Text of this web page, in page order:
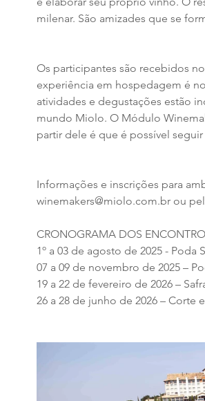
milenar. São amizades que se
Os participantes são recebidos
experiência em hospedagem é
atividades e degustações estão
mundo Miolo. O Módulo
partir dele é que é possível
Informações e inscrições para
winemakers@miolo.com.br ou
CRONOGRAMA DOS
1º a 03 de agosto de 2025 - Poda
07 a 09 de novembro de 2025 –
19 a 22 de fevereiro de 2026 –
26 a 28 de junho de 2026 – Corte